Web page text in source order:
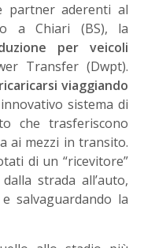
partner aderenti al
a Chiari (BS), la
per veicoli
Transfer (Dwpt).
viaggiando
sistema di
che trasferiscono
ai mezzi in transito.
di un “ricevitore”
strada all’auto,
salvaguardando la